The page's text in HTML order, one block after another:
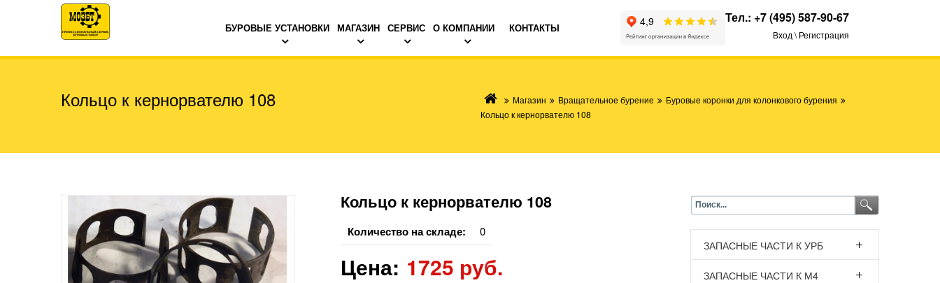
БУРОВЫЕ УСТАНОВКИ МАГАЗИН СЕРВИС О КОМПАНИИ КОНТАКТЫ
Тел.: +7 (495) 587-90-67
Вход \ Регистрация
Кольцо к кернорвателю 108 Магазин Вращательное бурение
Буровые коронки для колонкового бурения
Кольцо к кернорвателю 108
Кольцо к кернорвателю 108
Количество на складе: 0
Цена: 1725 руб.
ЗАПАСНЫЕ ЧАСТИ К УРБ
ЗАПАСНЫЕ ЧАСТИ К М4